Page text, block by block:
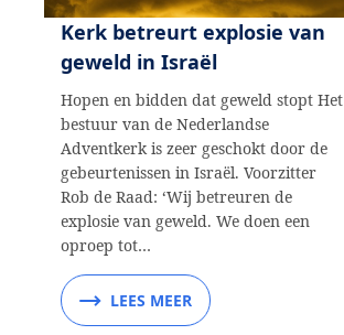
Kerk betreurt explosie van
geweld in Israël
Hopen en bidden dat geweld stopt Het
bestuur van de Nederlandse
Adventkerk is zeer geschokt door de
gebeurtenissen in Israël. Voorzitter
Rob de Raad: ‘Wij betreuren de
explosie van geweld. We doen een
oproep tot…
LEES MEER